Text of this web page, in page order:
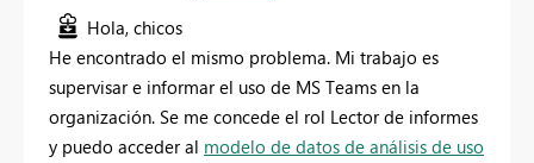
Hola, chicos
He encontrado el mismo problema. Mi trabajo es
supervisar e informar el uso de MS Teams en la
organización. Se me concede el rol Lector de informes
y puedo acceder al modelo de datos de análisis de uso